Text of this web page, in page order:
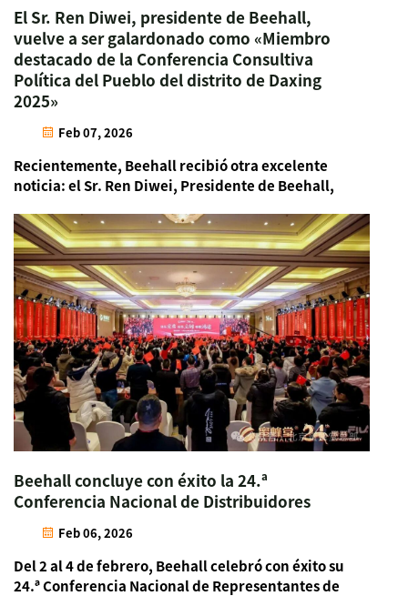
El Sr. Ren Diwei, presidente de Beehall,
vuelve a ser galardonado como «Miembro
destacado de la Conferencia Consultiva
Política del Pueblo del distrito de Daxing
2025»
Feb 07, 2026
Recientemente, Beehall recibió otra excelente
noticia: el Sr. Ren Diwei, Presidente de Beehall,
«Miembro Destacado de la CPPCC del Distrito de
Daxing 2025», tras haber recibido anteriormente
este mismo reconocimiento en 2023. Con...
Beehall concluye con éxito la 24.ª
Conferencia Nacional de Distribuidores
Feb 06, 2026
Del 2 al 4 de febrero, Beehall celebró con éxito su
24.ª Conferencia Nacional de Representantes de